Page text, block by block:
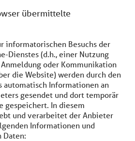
übermittelte
informatorischen Besuchs der
Dienstes (d.h., einer Nutzung
oder Kommunikation
die Website) werden durch den
automatisch Informationen an
gesendet und dort temporär
gespeichert. In diesem
und verarbeitet der Anbieter
Informationen und
Daten: